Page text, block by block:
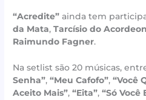
“Acredite” ainda tem
da Mata,Tarcísio do Acordeon
Raimundo Fagner.
Na setlist são 20 músicas,
Senha”,“Meu Cafofo”,“Você
Aceito Mais”,“Eita”,“Só Você